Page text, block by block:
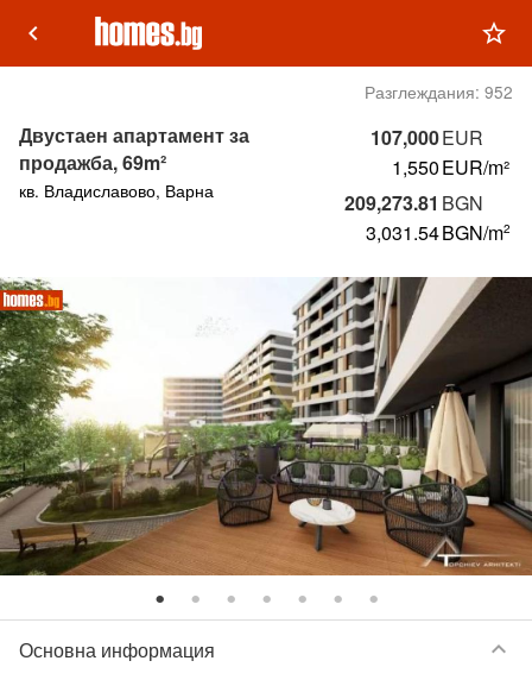
keyboard_arrow_left star_outline
Разглеждания: 952
107,000EUR
1,550EUR/m²
209,273.81 BGN
3,031.54BGN/m2
Двустаен апартамент за
продажба, 69m²
кв. Владиславово, Варна
Основна информация keyboard_arrow_down